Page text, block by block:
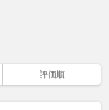
評価順